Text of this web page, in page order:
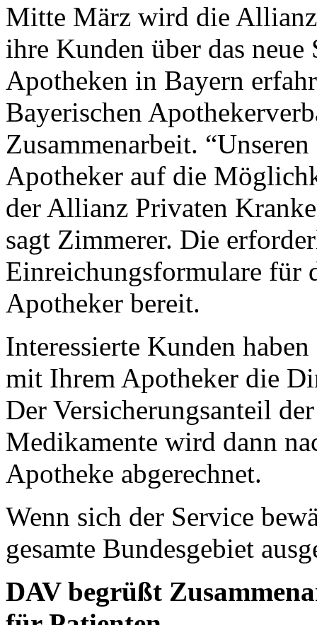
Mitte März wird die
ihre Kunden über das
Apotheken in Bayern
Bayerischen
Zusammenarbeit.
Apotheker auf die
der Allianz Privaten
sagt Zimmerer. Die
Einreichungsformulare für
Apotheker bereit.
Interessierte Kunden
mit Ihrem Apotheker die
Der Versicherungsanteil
Medikamente wird dann
Apotheke abgerechnet.
Wenn sich der Service
gesamte Bundesgebiet
DAV begrüßt